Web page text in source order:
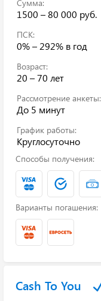
Сумма:
1500 – 80 000 руб.
ПСК:
0% – 292% в год
Возраст:
20 – 70 лет
Рассмотрение анкеты:
До 5 минут
График работы:
Круглосуточно
Способы получения:
Варианты погашения:
Cash To You